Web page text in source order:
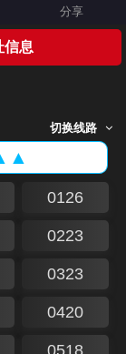
分享
信息
切换线路
0126
0223
0323
0420
0518